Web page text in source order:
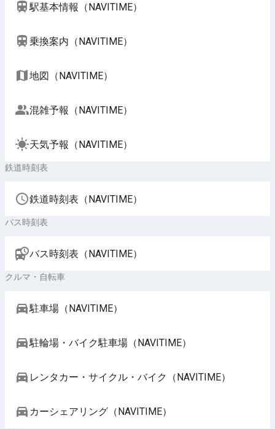
駅基本情報（NAVITIME）
乗換案内（NAVITIME）
地図（NAVITIME）
混雑予報（NAVITIME）
天気予報（NAVITIME）
鉄道時刻表
鉄道時刻表（NAVITIME）
バス時刻表
バス時刻表（NAVITIME）
クルマ・自転車
駐車場（NAVITIME）
駐輪場・バイク駐車場（NAVITIME）
レンタカー・サイクル・バイク（NAVITIME）
カーシェアリング（NAVITIME）